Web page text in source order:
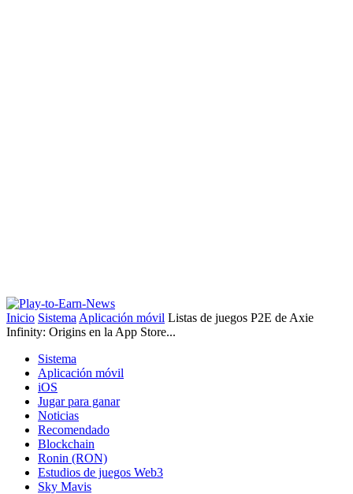
Inicio Sistema Aplicación móvil Listas de juegos P2E de Axie
Infinity: Origins en la App Store...
Sistema
Aplicación móvil
iOS
Jugar para ganar
Noticias
Recomendado
Blockchain
Ronin (RON)
Estudios de juegos Web3
Sky Mavis